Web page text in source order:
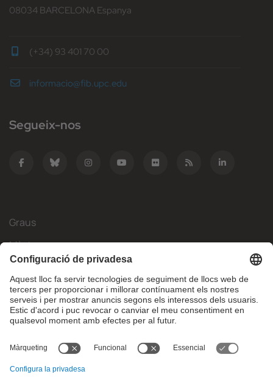
08034 BARCELONA Espanya
(+34) 93 401 70 00
informacio@fib.upc.edu
Segueix-nos
Graus
Màsters
Mobilitat Internacional
Recerca
Empresa
Què necessites?